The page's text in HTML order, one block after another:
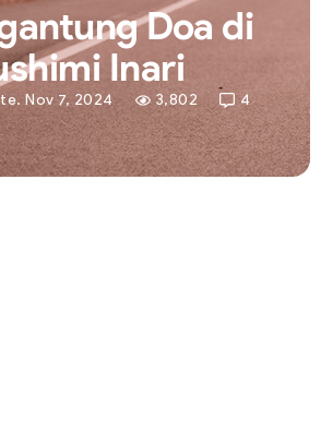
Doa di
Inari
Nov 7, 2024 3,802 4